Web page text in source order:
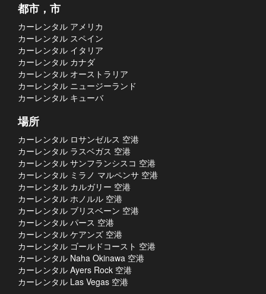
都市，市
カーレンタル アメリカ
カーレンタル スペイン
カーレンタル イタリア
カーレンタル カナダ
カーレンタル オーストラリア
カーレンタル ニュージーランド
カーレンタル キューバ
場所
カーレンタル ロサンゼルス 空港
カーレンタル ラスベガス 空港
カーレンタル サンフランシスコ 空港
カーレンタル ミラノ マルペンサ 空港
カーレンタル カルガリー 空港
カーレンタル ホノルル 空港
カーレンタル ブリスベーン 空港
カーレンタル パース 空港
カーレンタル ケアンズ 空港
カーレンタル ゴールドコースト 空港
カーレンタル Naha Okinawa 空港
カーレンタル Ayers Rock 空港
カーレンタル Las Vegas 空港